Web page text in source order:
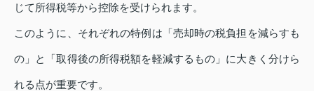
じて所得税等から控除を受けられます。
このように、それぞれの特例は「売却時の税負担を減らすも
の」と「取得後の所得税額を軽減するもの」に大きく分けら
れる点が重要です。